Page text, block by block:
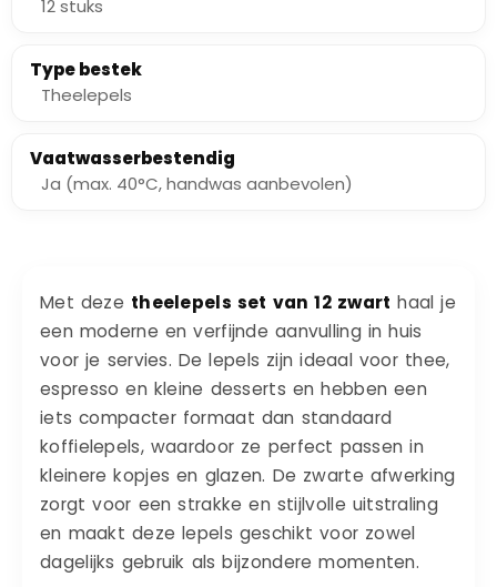
12 stuks
Type bestek
Theelepels
Vaatwasserbestendig
Ja (max. 40°C, handwas aanbevolen)
Met deze theelepels set van 12 zwart haal je
een moderne en verfijnde aanvulling in huis
voor je servies. De lepels zijn ideaal voor thee,
espresso en kleine desserts en hebben een
iets compacter formaat dan standaard
koffielepels, waardoor ze perfect passen in
kleinere kopjes en glazen. De zwarte afwerking
zorgt voor een strakke en stijlvolle uitstraling
en maakt deze lepels geschikt voor zowel
dagelijks gebruik als bijzondere momenten.